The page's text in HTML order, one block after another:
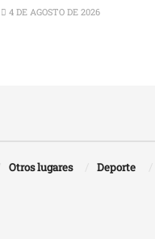
4 DE AGOSTO DE 2026
Otros lugares Deporte